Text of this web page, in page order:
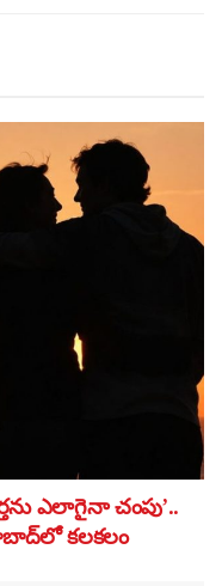
ఎలాగైనా చంపు’..
కలకలం